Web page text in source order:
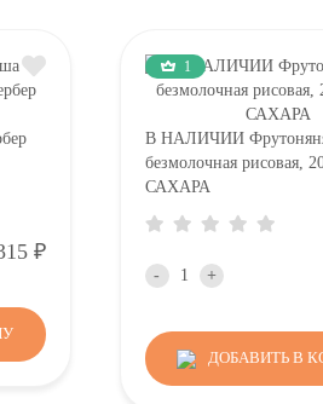
Р
1
В НАЛИЧИИ
безмолочная рисовая,
САХАРА
- +
ДОБАВИТЬ В